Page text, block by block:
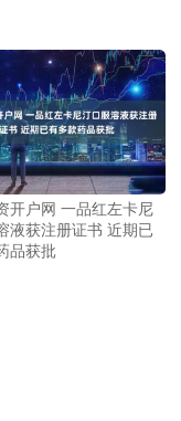
开户网 一品红左卡尼
液获注册证书 近期已
品获批